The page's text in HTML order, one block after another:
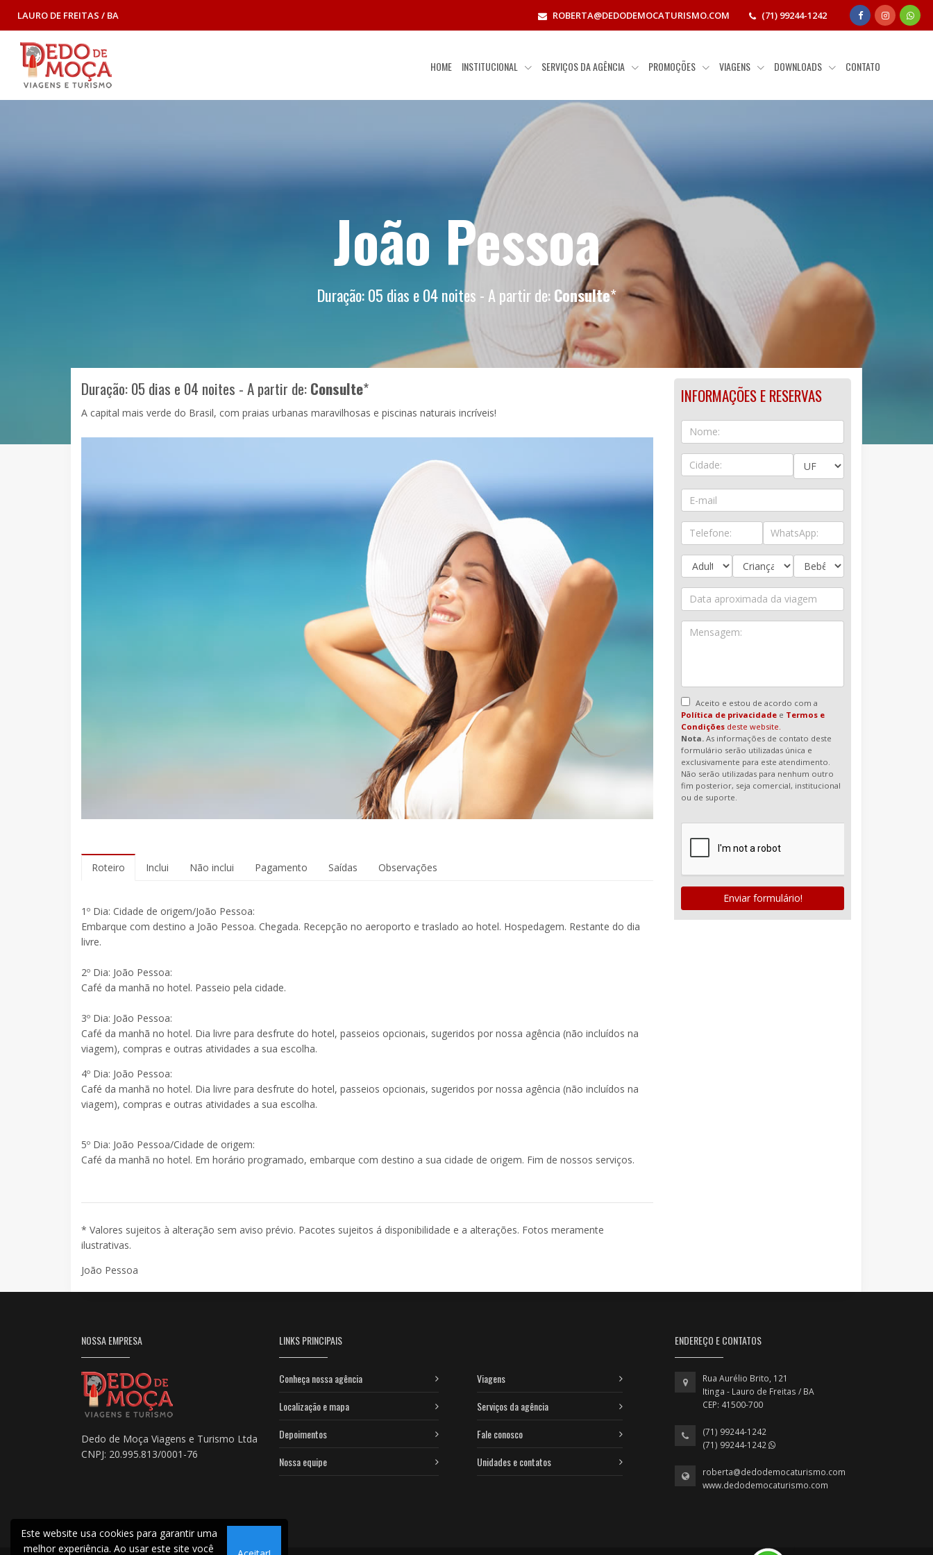
LAURO DE FREITAS / BA ROBERTA@DEDODEMOCATURISMO.COM (71) 99244-1242
HOME INSTITUCIONAL SERVIÇOS DA AGÊNCIA PROMOÇÕES VIAGENS DOWNLOADS CONTATO
João Pessoa
Duração: 05 dias e 04 noites - A partir de:Consulte*
Duração: 05 dias e 04 noites - A partir de:Consulte*
A capital mais verde do Brasil, com praias urbanas maravilhosas e piscinas naturais incríveis!
Roteiro Inclui Não inclui Pagamento Saídas Observações
1º Dia: Cidade de origem/João Pessoa:
Embarque com destino a João Pessoa. Chegada. Recepção no aeroporto e traslado ao hotel. Hospedagem. Restante do dia
livre.
2º Dia: João Pessoa:
Café da manhã no hotel. Passeio pela cidade.
3º Dia: João Pessoa:
Café da manhã no hotel. Dia livre para desfrute do hotel, passeios opcionais, sugeridos por nossa agência (não incluídos na
viagem), compras e outras atividades a sua escolha.
4º Dia: João Pessoa:
Café da manhã no hotel. Dia livre para desfrute do hotel, passeios opcionais, sugeridos por nossa agência (não incluídos na
viagem), compras e outras atividades a sua escolha.
5º Dia: João Pessoa/Cidade de origem:
Café da manhã no hotel. Em horário programado, embarque com destino a sua cidade de origem. Fim de nossos serviços.
* Valores sujeitos à alteração sem aviso prévio. Pacotes sujeitos á disponibilidade e a alterações. Fotos meramente
ilustrativas.
João Pessoa
INFORMAÇÕES E RESERVAS
Aceito e estou de acordo com a
Política de privacidade e Termos e
Condições deste website.
Nota. As informações de contato deste
formulário serão utilizadas única e
exclusivamente para este atendimento.
Não serão utilizadas para nenhum outro
fim posterior, seja comercial, institucional
ou de suporte.
Enviar formulário!
NOSSA EMPRESA
Dedo de Moça Viagens e Turismo Ltda
CNPJ: 20.995.813/0001-76
LINKS PRINCIPAIS
Conheça nossa agência
Localização e mapa
Depoimentos
Nossa equipe
Viagens
Serviços da agência
Fale conosco
Unidades e contatos
ENDEREÇO E CONTATOS
Rua Aurélio Brito, 121
Itinga - Lauro de Freitas / BA
CEP: 41500-700
(71) 99244-1242
(71) 99244-1242
roberta@dedodemocaturismo.com
www.dedodemocaturismo.com
Este website usa cookies para garantir uma
melhor experiência. Ao usar este site você